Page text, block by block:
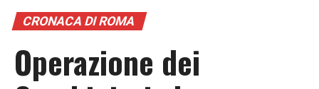
CRONACA DI ROMA
Operazione dei